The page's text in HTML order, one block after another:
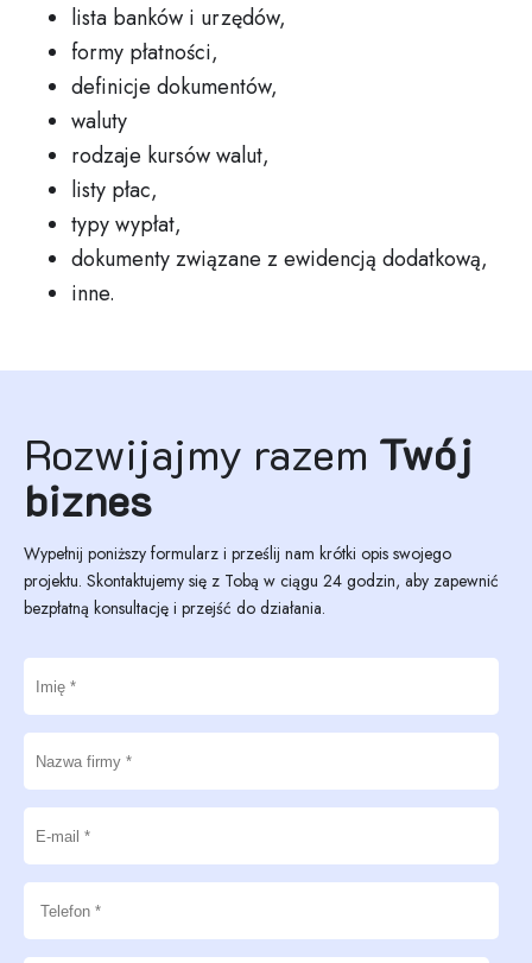
lista banków i urzędów,
formy płatności,
definicje dokumentów,
waluty
rodzaje kursów walut,
listy płac,
typy wypłat,
dokumenty związane z ewidencją dodatkową,
inne.
Rozwijajmy razem Twój
biznes
Wypełnij poniższy formularz i prześlij nam krótki opis swojego
projektu. Skontaktujemy się z Tobą w ciągu 24 godzin, aby zapewnić
bezpłatną konsultację i przejść do działania.